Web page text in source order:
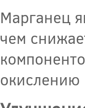
Марганец
чем
окислению